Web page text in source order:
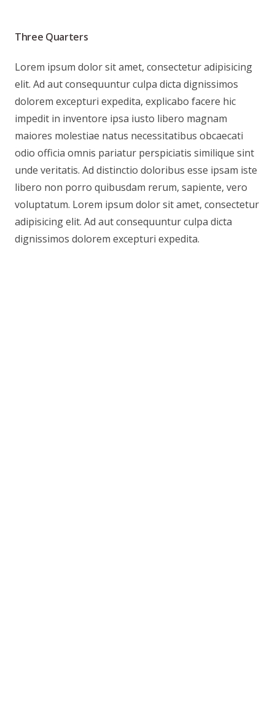
Three Quarters
Lorem ipsum dolor sit amet, consectetur adipisicing
elit. Ad aut consequuntur culpa dicta dignissimos
dolorem excepturi expedita, explicabo facere hic
impedit in inventore ipsa iusto libero magnam
maiores molestiae natus necessitatibus obcaecati
odio officia omnis pariatur perspiciatis similique sint
unde veritatis. Ad distinctio doloribus esse ipsam iste
libero non porro quibusdam rerum, sapiente, vero
voluptatum. Lorem ipsum dolor sit amet, consectetur
adipisicing elit. Ad aut consequuntur culpa dicta
dignissimos dolorem excepturi expedita.